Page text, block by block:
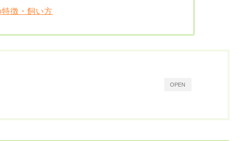
徴・飼い方
OPEN